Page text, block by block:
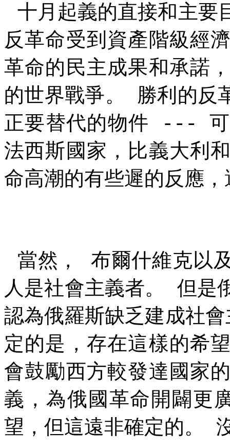
十月起義的直接和主要
反革命受到資產階級經
革命的民主成果和承諾
的世界戰爭。
勝利的反
正要替代的物件 ---
法西斯國家，比義大利
命高潮的有些遲的反應
當然，
布爾什維克以
人是社會主義者。
但是
認為俄羅斯缺乏建成社
定的是，存在這樣的希
會鼓勵西方較發達國家
義，為俄國革命開闢更
望，但這遠非確定的。